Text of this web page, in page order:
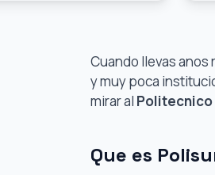
Cuando llevas
y muy poca
mirar al Politecnico
Que es